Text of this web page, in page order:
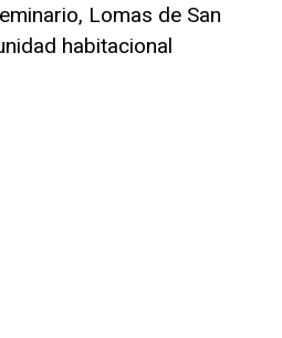
Lomas de San
habitacional